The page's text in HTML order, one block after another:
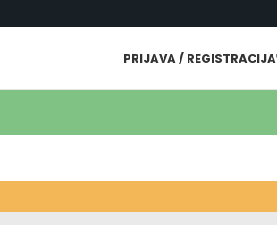
PRIJAVA / REGISTRACIJA